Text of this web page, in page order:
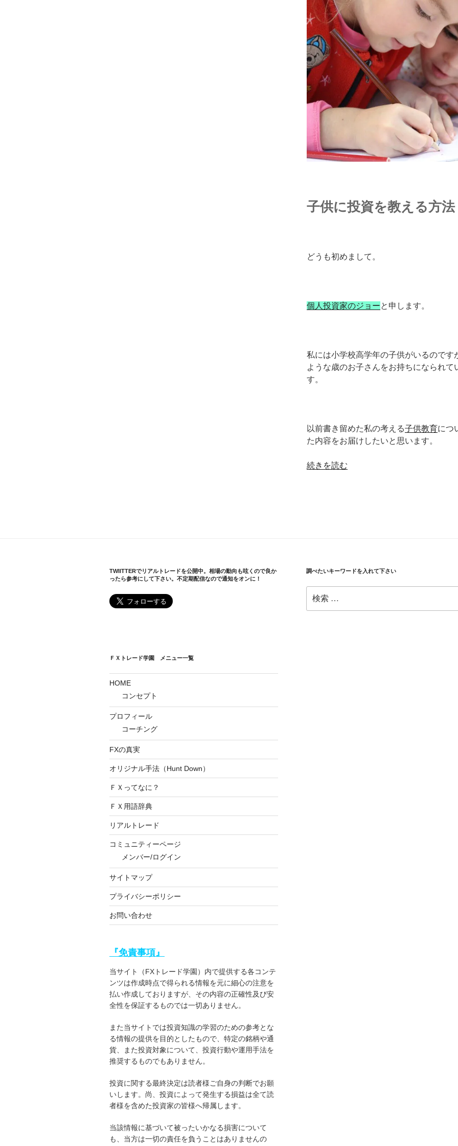
子供に投資を教える方法
どうも初めまして。
個人投資家のジョーと申します。
私には小学校高学年の子供がいるのです
ような歳のお子さんをお持ちになられ
す。
以前書き留めた私の考える子供教育につ
た内容をお届けしたいと思います。
“子
方
法”
の
続きを読む
TWIITTERでリアルトレードを公開中。相場の動向も呟くので良か
ったら参考にして下さい。不定期配信なので通知をオンに！
ＦＸトレード学園 メニュー一覧
HOME
コンセプト
プロフィール
コーチング
FXの真実
オリジナル手法（Hunt Down）
ＦＸってなに？
ＦＸ用語辞典
リアルトレード
コミュニティーページ
メンバー/ログイン
サイトマップ
プライバシーポリシー
お問い合わせ
『免責事項』
当サイト（FXトレード学園）内で提供する各コンテ
ンツは作成時点で得られる情報を元に細心の注意を
払い作成しておりますが、その内容の正確性及び安
全性を保証するものでは一切ありません。
また当サイトでは投資知識の学習のための参考とな
る情報の提供を目的としたもので、特定の銘柄や通
貨、また投資対象について、投資行動や運用手法を
推奨するものでもありません。
投資に関する最終決定は読者様ご自身の判断でお願
いします。尚、投資によって発生する損益は全て読
者様を含めた投資家の皆様へ帰属します。
当該情報に基づいて被ったいかなる損害について
も、当方は一切の責任を負うことはありませんの
調べたいキーワードを入れて下さい
索: